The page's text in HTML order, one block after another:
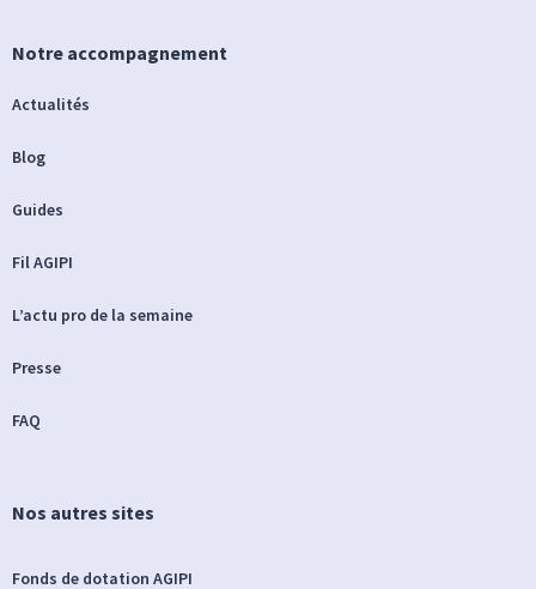
Notre accompagnement
Actualités
Blog
Guides
Fil AGIPI
L’actu pro de la semaine
Presse
FAQ
Nos autres sites
Fonds de dotation AGIPI